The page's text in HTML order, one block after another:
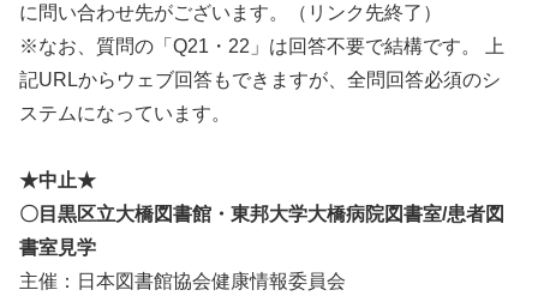
に問い合わせ先がございます。（リンク先終了）
※なお、質問の「Q21・22」は回答不要で結構です。 上
記URLからウェブ回答もできますが、全問回答必須のシ
ステムになっています。
★中止★
〇目黒区立大橋図書館・東邦大学大橋病院図書室/患者図
書室見学
主催：日本図書館協会健康情報委員会